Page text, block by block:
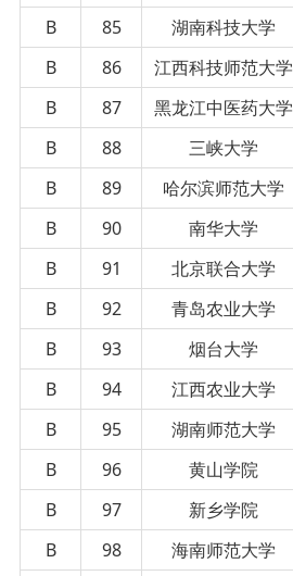
B
85 湖南科技大学
B
86 江西科技师范大学
B
87 黑龙江中医药大学
B
88 三峡大学
B
89 哈尔滨师范大学
B
90 南华大学
B
91 北京联合大学
B
92 青岛农业大学
B
93 烟台大学
B
94 江西农业大学
B
95 湖南师范大学
B
96 黄山学院
B
97 新乡学院
B
98 海南师范大学